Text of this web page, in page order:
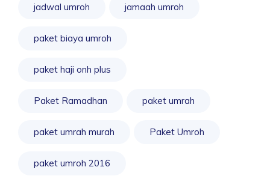
jadwal umroh jamaah umroh
paket biaya umroh
paket haji onh plus
Paket Ramadhan paket umrah
paket umrah murah Paket Umroh
paket umroh 2016